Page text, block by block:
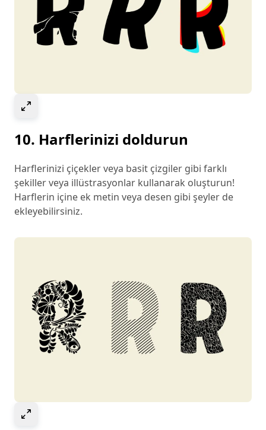
10. Harflerinizi doldurun
Harflerinizi çiçekler veya basit çizgiler gibi farklı
şekiller veya illüstrasyonlar kullanarak oluşturun!
Harflerin içine ek metin veya desen gibi şeyler de
ekleyebilirsiniz.